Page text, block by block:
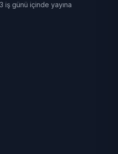
iş günü içinde yayına